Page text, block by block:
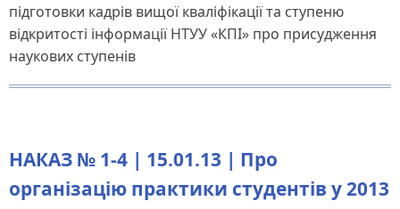
підготовки кадрів вищої кваліфікації та ступеню
відкритості інформації НТУУ «КПІ» про присудження
наукових ступенів
НАКАЗ № 1-4 | 15.01.13 | Про
організацію практики студентів у 2013